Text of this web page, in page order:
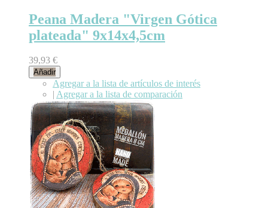
Peana Madera "Virgen Gótica
plateada" 9x14x4,5cm
39,93 €
Añadir
Agregar a la lista de artículos de interés
| Agregar a la lista de comparación